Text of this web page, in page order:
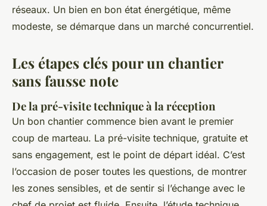
réseaux. Un bien en bon état énergétique, même
modeste, se démarque dans un marché concurrentiel.
Les étapes clés pour un chantier
sans fausse note
De la pré-visite technique à la réception
Un bon chantier commence bien avant le premier
coup de marteau. La pré-visite technique, gratuite et
sans engagement, est le point de départ idéal. C’est
l’occasion de poser toutes les questions, de montrer
les zones sensibles, et de sentir si l’échange avec le